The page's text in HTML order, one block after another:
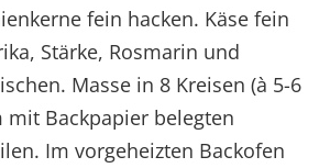
fein hacken. Käse fein
Stärke, Rosmarin und
Masse in 8 Kreisen (à 5-6
mit Backpapier belegten
Im vorgeheizten Backofen